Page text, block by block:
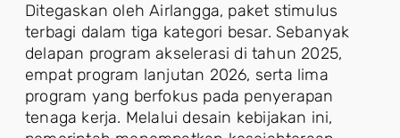
Ditegaskan oleh Airlangga, paket stimulus
terbagi dalam tiga kategori besar. Sebanyak
delapan program akselerasi di tahun 2025,
empat program lanjutan 2026, serta lima
program yang berfokus pada penyerapan
tenaga kerja. Melalui desain kebijakan ini,